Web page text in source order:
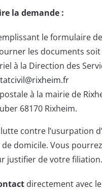
la demande :
le formulaire
les documents soit
à la Direction des
à la mairie de
68170 Rixheim.
contre l’usurpation
domicile. Vous
justifier de votre filiation.
directement avec